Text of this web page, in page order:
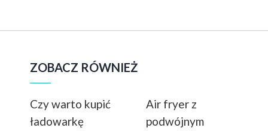
ZOBACZ RÓWNIEŻ
Czy warto kupić
ładowarkę
Air fryer z
podwójnym